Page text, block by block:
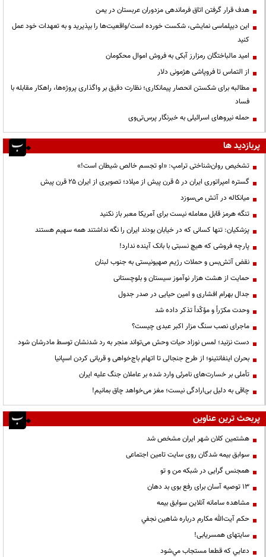
هدف قرار گرفتن اتاق‌ فرماندهی مزدوران عربستان در یمن
این دیپلماسی نمایشی، شکست خورده است/واقعیت‌ها را بپذیرید و به تعهدات خود عمل
کنید
امید مالباختگان رمزارز آبکی به فروش اموال محکومان
از التماس تا فروپاشی هژمونی دلار
مطالبه برای شکستن انحصار پیمانکاری؛ نظارت دقیق بر واگذاری پروژه‌ها، راهکار مقابله با
فساد
حمله نیروهای اسرائیلی به خبرنگار پرس‌تی‌وی
پربازدید ها
تشخیص روان‌شناختی ترامپ: «او تجسم خالص شیطان است!»
گستره امپراتوری ایران در ۵ قرن پیش از میلاد؛ تصویری از ایران ۲۵ قرن پیش
میانکاله در آتش می‌سوزد
تنگه هرمز قابل معامله نیست برای آمریکا معبر باز نکنید
پزشکیان: تنها کسانی که در خیابان بودند ایران را نگه نداشتند همه سهیم هستند
پارچه فروشی که هیچ نسبتی با بانک آینده ندارد!
نقض آتش‌بس و حملات رژیم صهیونیستی به جنوب لبنان
حمایت از هشت هزار نوآموز سیستان و بلوچستانی
جدال بهرام افشاری و امین حیایی در صدر جدول
وحدت مکرّراً و مؤکّداً تذکر داده شد
ماجرای نصب سنگ مزار اکبر عبدی چیست؟
دست نزنید؛ لمس نوزاد حیات وحش می‌تواند منجر به رد شدنشان توسط مادرشان شود
بحران اینفانتینو؛ از طرح جنجالی تا اتهام باج‌خواهی و قربانی کردن اسپانیا
تأملی بر خسارت‌های نامرئی وارد شده بر عاملان جنگ علیه ایران
چاقی به دلیل بی‌ارادگی نیست؛ مغز می‌خواهد چاق بمانیم!
پربحث ترین عناوین
هشتمین کلان شهر ایران مشخص شد
سوابق بیمه شدگان روی سایت تامین اجتماعی
همجنس گرایی در شبکه من و تو
13 توصیه آسان برای رفع بوی بد دهان
مشاهده سامانه آنلاين سوابق بیمه
حكم آيت‌الله مكارم درباره شاهين نجفي
سایتهای همسریابی!
دعايي كه قطعا مستجاب مي‌شود